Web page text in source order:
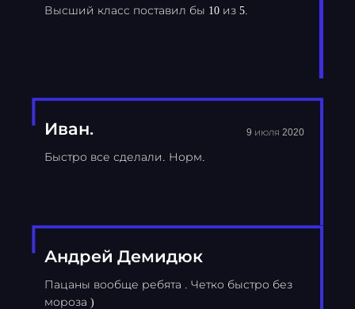
Высший класс поставил бы 10 из 5.
Иван. 9 июля 2020
Быстро все сделали. Норм.
Андрей Демидюк
Пацаны вообще ребята . Четко быстро без
мороза )